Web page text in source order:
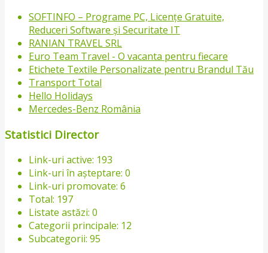
SOFTINFO – Programe PC, Licențe Gratuite,
Reduceri Software și Securitate IT
RANIAN TRAVEL SRL
Euro Team Travel - O vacanta pentru fiecare
Etichete Textile Personalizate pentru Brandul Tău
Transport Total
Hello Holidays
Mercedes-Benz România
Statistici Director
Link-uri active: 193
Link-uri în așteptare: 0
Link-uri promovate: 6
Total: 197
Listate astăzi: 0
Categorii principale: 12
Subcategorii: 95